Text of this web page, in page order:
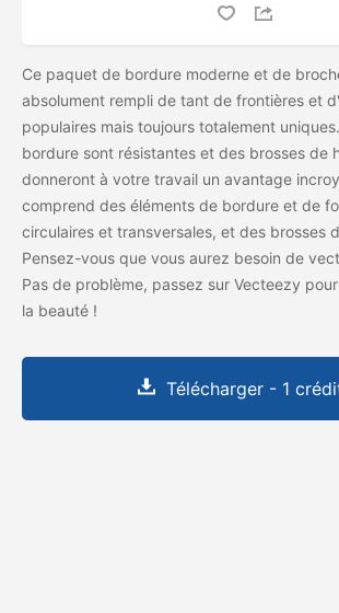
Ce paquet de bordure moderne et de
absolument rempli de tant de frontières et
populaires mais toujours totalement
bordure sont résistantes et des brosses de
donneront à votre travail un avantage
comprend des éléments de bordure et de
circulaires et transversales, et des brosses
Pensez-vous que vous aurez besoin de
Pas de problème, passez sur Vecteezy
la beauté !
Télécharger - 1